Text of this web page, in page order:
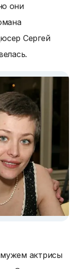
они
Сергей
актрисы